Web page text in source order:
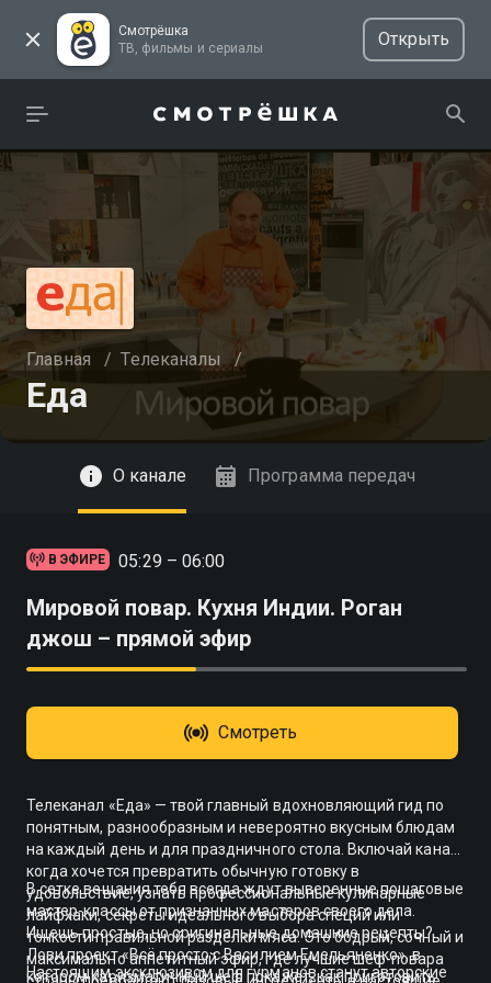
Смотрёшка
ТВ, фильмы и сериалы
Открыть
Главная / Телеканалы /
Еда
Смотреть
О канале Программа передач
В ЭФИРЕ 05:29 – 06:00
Мировой повар. Кухня Индии. Роган
джош – прямой эфир
Смотреть
Телеканал «Еда» — твой главный вдохновляющий гид по
понятным, разнообразным и невероятно вкусным блюдам
на каждый день и для праздничного стола. Включай канал,
когда хочется превратить обычную готовку в
удовольствие, узнать профессиональные кулинарные
лайфхаки, секреты идеального выбора специй или
тонкости правильной разделки мяса. Это бодрый, сочный и
максимально аппетитный эфир, где лучшие шеф-повара
В сетке вещания тебя всегда ждут выверенные пошаговые
мастер-классы от признанных мастеров своего дела.
Ищешь простые, но оригинальные домашние рецепты?
Лови проект «Всё просто с Василием Емельяненко», в
котором харизматичный шеф покажет, как приготовить
Настоящим эксклюзивом для гурманов станут авторские